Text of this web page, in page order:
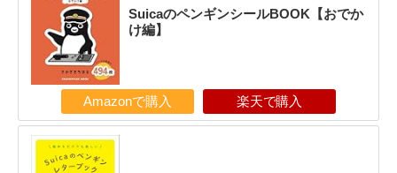
SuicaのペンギンシールBOOK【おでか
け編】
Amazonで購入 楽天で購入